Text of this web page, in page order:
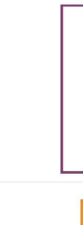
Urșii polari au labele
La fel, un